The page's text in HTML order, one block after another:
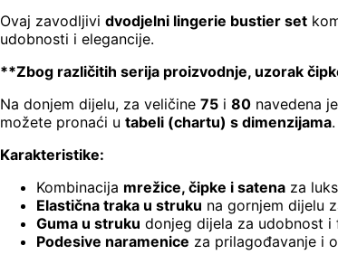
Ovaj zavodljivi dvodjelni lingerie bustier set
udobnosti i elegancije.
**Zbog različitih serija proizvodnje, uzorak
Na donjem dijelu, za veličine 75 i 80 navedena
možete pronaći u tabeli (chartu) s dimenzijama.
Karakteristike:
Kombinacija mrežice, čipke i satena za
Elastična traka u struku na gornjem dijelu
Guma u struku donjeg dijela za udobnost i
Podesive naramenice za prilagođavanje i